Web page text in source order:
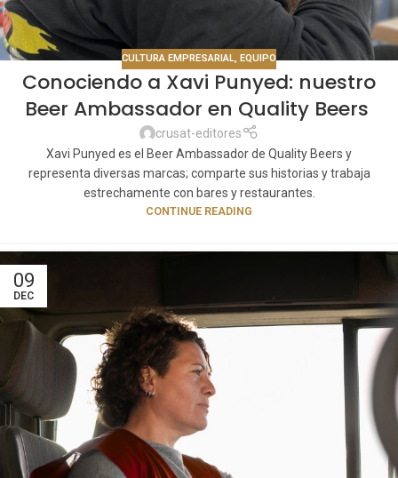
CULTURA EMPRESARIAL, EQUIPO
Conociendo a Xavi Punyed: nuestro
Beer Ambassador en Quality Beers
crusat-editores
Xavi Punyed es el Beer Ambassador de Quality Beers y
representa diversas marcas; comparte sus historias y trabaja
estrechamente con bares y restaurantes.
CONTINUE READING
09
DEC